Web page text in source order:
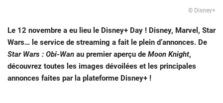
© Disney+
Le 12 novembre a eu lieu le Disney+ Day ! Disney, Marvel, Star
Wars… le service de streaming a fait le plein d’annonces. De
Star Wars : Obi-Wan au premier aperçu de Moon Knight,
découvrez toutes les images dévoilées et les principales
annonces faites par la plateforme Disney+ !